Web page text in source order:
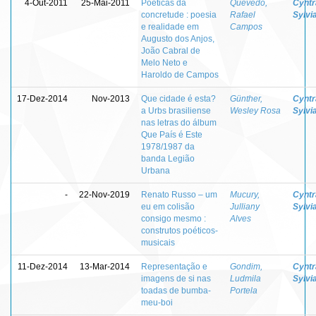
4-Out-2011 25-Mai-2011
Poéticas da
concretude : poesia
e realidade em
Augusto dos Anjos,
João Cabral de
Melo Neto e
Haroldo de Campos
Quevedo,
Rafael
Campos
17-Dez-2014 Nov-2013
Que cidade é esta?
a Urbs brasiliense
nas letras do álbum
Que País é Este
1978/1987 da
banda Legião
Urbana
Günther,
Wesley Rosa
- 22-Nov-2019
Renato Russo – um
eu em colisão
consigo mesmo :
construtos poéticos-
musicais
Mucury,
Julliany
Alves
11-Dez-2014 13-Mar-2014
Representação e
imagens de si nas
toadas de bumba-
meu-boi
Gondim,
Ludmila
Portela